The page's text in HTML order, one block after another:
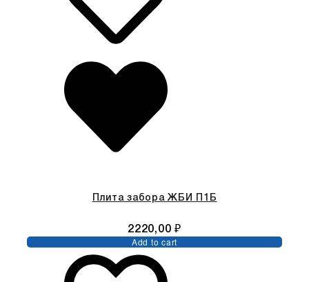
Плита забора ЖБИ П1Б
2220,00₽
Add to cart